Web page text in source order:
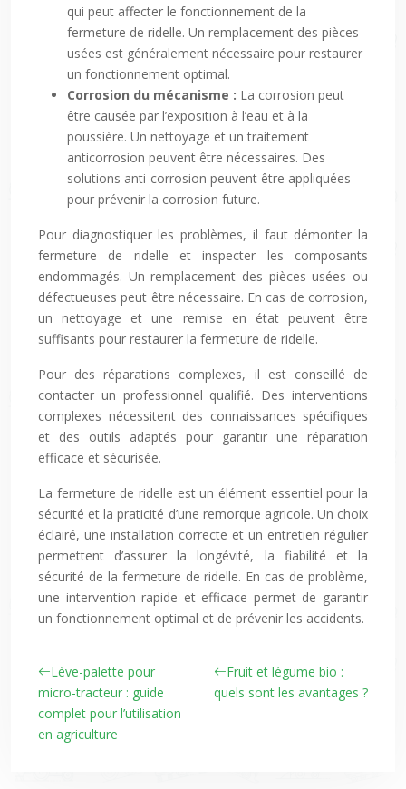
qui peut affecter le fonctionnement de la
fermeture de ridelle. Un remplacement des pièces
usées est généralement nécessaire pour restaurer
un fonctionnement optimal.
Corrosion du mécanisme : La corrosion peut
être causée par l’exposition à l’eau et à la
poussière. Un nettoyage et un traitement
anticorrosion peuvent être nécessaires. Des
solutions anti-corrosion peuvent être appliquées
pour prévenir la corrosion future.
Pour diagnostiquer les problèmes, il faut démonter la
fermeture de ridelle et inspecter les composants
endommagés. Un remplacement des pièces usées ou
défectueuses peut être nécessaire. En cas de corrosion,
un nettoyage et une remise en état peuvent être
suffisants pour restaurer la fermeture de ridelle.
Pour des réparations complexes, il est conseillé de
contacter un professionnel qualifié. Des interventions
complexes nécessitent des connaissances spécifiques
et des outils adaptés pour garantir une réparation
efficace et sécurisée.
La fermeture de ridelle est un élément essentiel pour la
sécurité et la praticité d’une remorque agricole. Un choix
éclairé, une installation correcte et un entretien régulier
permettent d’assurer la longévité, la fiabilité et la
sécurité de la fermeture de ridelle. En cas de problème,
une intervention rapide et efficace permet de garantir
un fonctionnement optimal et de prévenir les accidents.
Lève-palette pour
micro-tracteur : guide
complet pour l’utilisation
en agriculture
Fruit et légume bio :
quels sont les avantages ?